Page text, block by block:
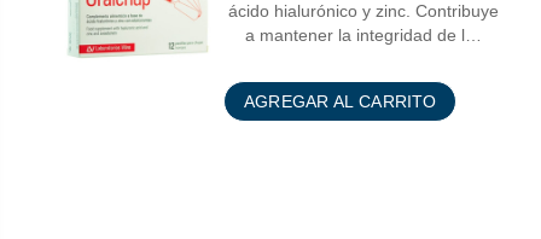
ácido hialurónico y zinc. Contribuye
a mantener la integridad de l…
AGREGAR AL CARRITO